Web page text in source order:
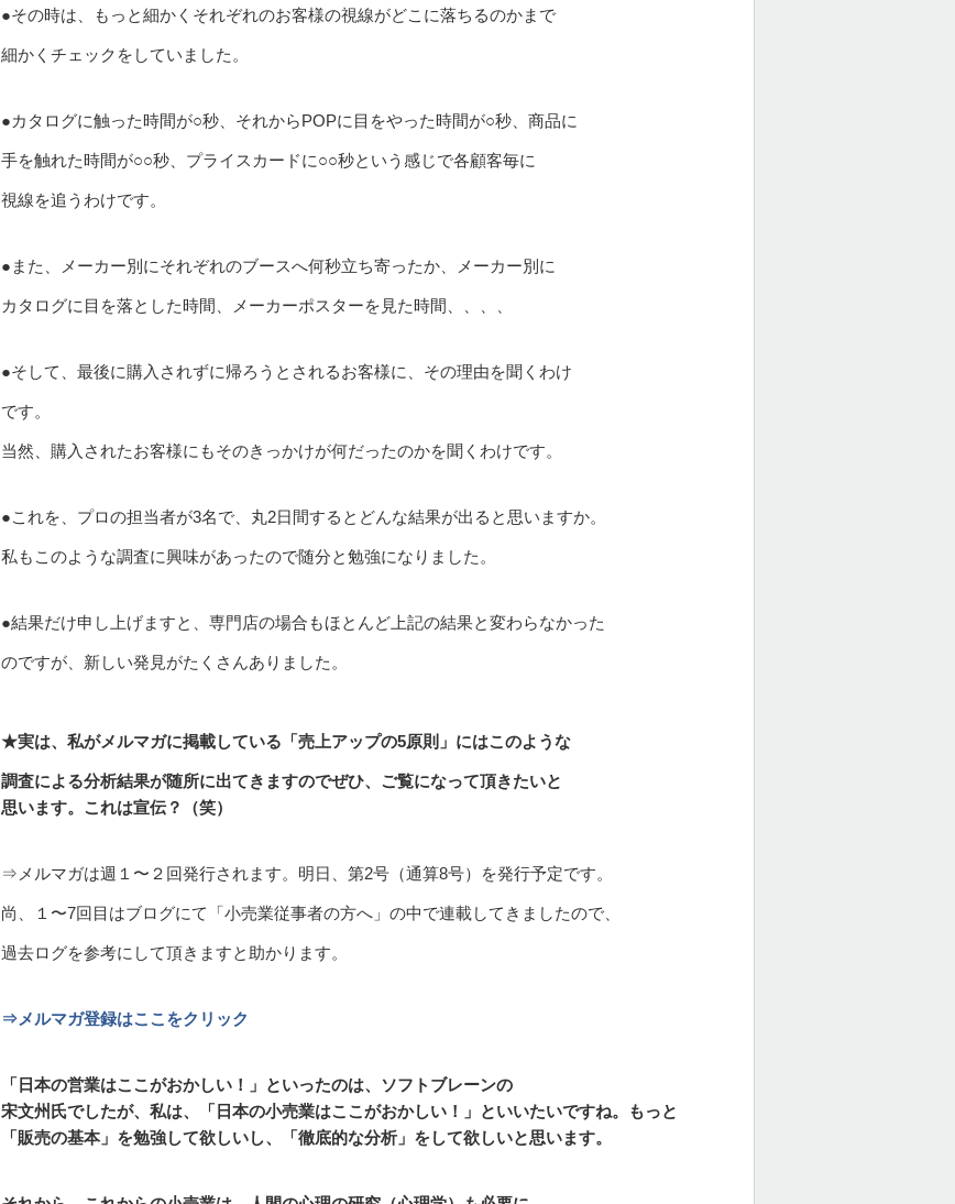
●その時は、もっと細かくそれぞれのお客様の視線がどこに落ちるのかまで
細かくチェックをしていました。
●カタログに触った時間が○秒、それからPOPに目をやった時間が○秒、商品に
手を触れた時間が○○秒、プライスカードに○○秒という感じで各顧客毎に
視線を追うわけです。
●また、メーカー別にそれぞれのブースへ何秒立ち寄ったか、メーカー別に
カタログに目を落とした時間、メーカーポスターを見た時間、、、、
●そして、最後に購入されずに帰ろうとされるお客様に、その理由を聞くわけ
です。
当然、購入されたお客様にもそのきっかけが何だったのかを聞くわけです。
●これを、プロの担当者が3名で、丸2日間するとどんな結果が出ると思いますか。
私もこのような調査に興味があったので随分と勉強になりました。
●結果だけ申し上げますと、専門店の場合もほとんど上記の結果と変わらなかった
のですが、新しい発見がたくさんありました。
★実は、私がメルマガに掲載している「売上アップの5原則」にはこのような
調査による分析結果が随所に出てきますのでぜひ、ご覧になって頂きたいと
思います。これは宣伝？（笑）
⇒メルマガは週１〜２回発行されます。明日、第2号（通算8号）を発行予定です。
尚、１〜7回目はブログにて「小売業従事者の方へ」の中で連載してきましたので、
過去ログを参考にして頂きますと助かります。
⇒メルマガ登録はここをクリック
「日本の営業はここがおかしい！」といったのは、ソフトブレーンの
宋文州氏でしたが、 私は、「日本の小売業はここがおかしい！」といいたいですね。
もっと
「販売の基本」を勉強して欲しいし、「徹底的な分析」をして欲しいと思います。